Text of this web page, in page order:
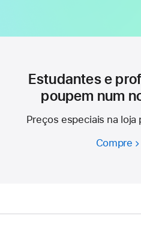
Estudantes e
poupem num
Preços especiais na loja
Compre